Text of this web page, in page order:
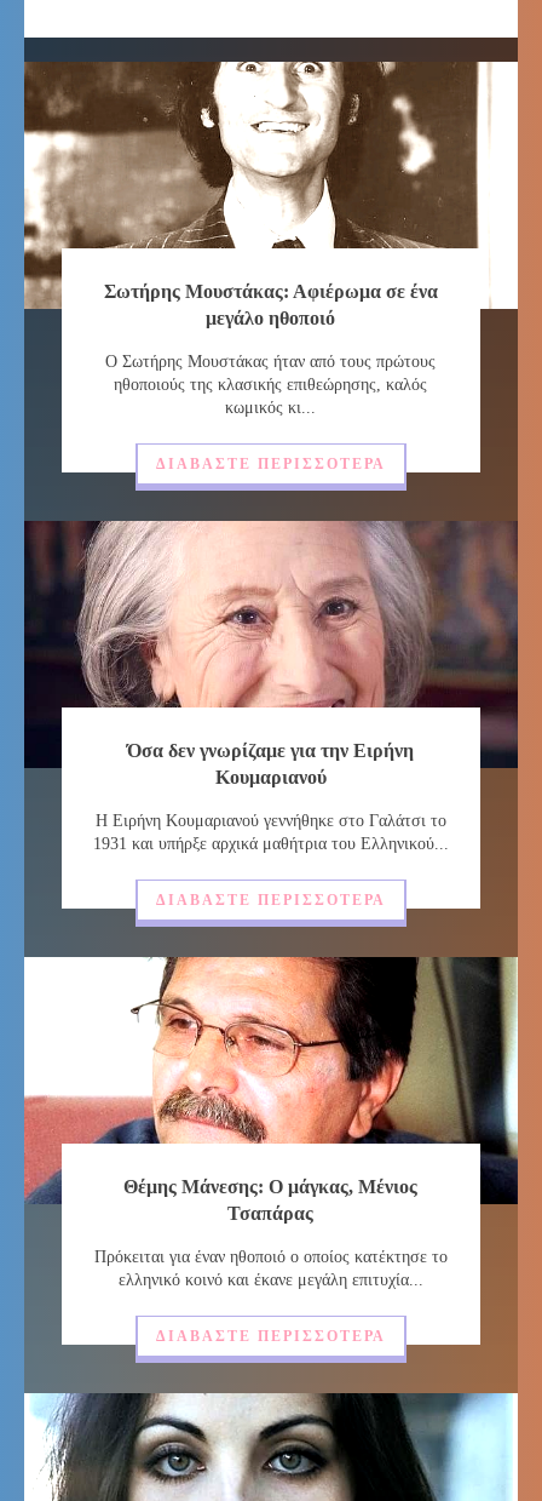
Σωτήρης Μουστάκας: Αφιέρωμα σε ένα
μεγάλο ηθοποιό
Ο Σωτήρης Μουστάκας ήταν από τους πρώτους
ηθοποιούς της κλασικής επιθεώρησης, καλός
κωμικός κι...
ΔΙΑΒΆΣΤΕ ΠΕΡΙΣΣΌΤΕΡΑ
Όσα δεν γνωρίζαμε για την Ειρήνη
Κουμαριανού
Η Ειρήνη Κουμαριανού γεννήθηκε στο Γαλάτσι το
1931 και υπήρξε αρχικά μαθήτρια του Ελληνικού...
ΔΙΑΒΆΣΤΕ ΠΕΡΙΣΣΌΤΕΡΑ
Θέμης Μάνεσης: Ο μάγκας, Μένιος
Τσαπάρας
Πρόκειται για έναν ηθοποιό ο οποίος κατέκτησε το
ελληνικό κοινό και έκανε μεγάλη επιτυχία...
ΔΙΑΒΆΣΤΕ ΠΕΡΙΣΣΌΤΕΡΑ